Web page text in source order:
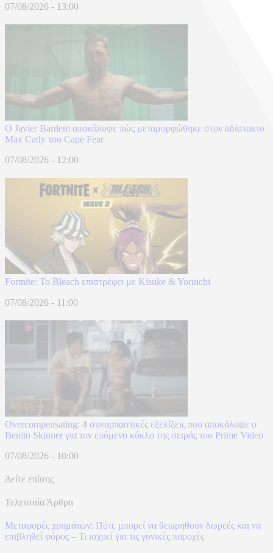
07/08/2026 - 13:00
O Javier Bardem αποκάλυψε πώς μεταμορφώθηκε στον αδίστακτο
Max Cady του Cape Fear
07/08/2026 - 12:00
Fortnite: Το Bleach επιστρέφει με Kisuke & Yoruichi
07/08/2026 - 11:00
Overcompensating: 4 συναρπαστικές εξελίξεις που αποκάλυψε ο
Benito Skinner για τον επόμενο κύκλο της σειράς του Prime Video
07/08/2026 - 10:00
Δείτε επίσης
Τελευταία Άρθρα
Μεταφορές χρημάτων: Πότε μπορεί να θεωρηθούν δωρεές και να
επιβληθεί φόρος – Τι ισχυεί για τις γονικές παροχές